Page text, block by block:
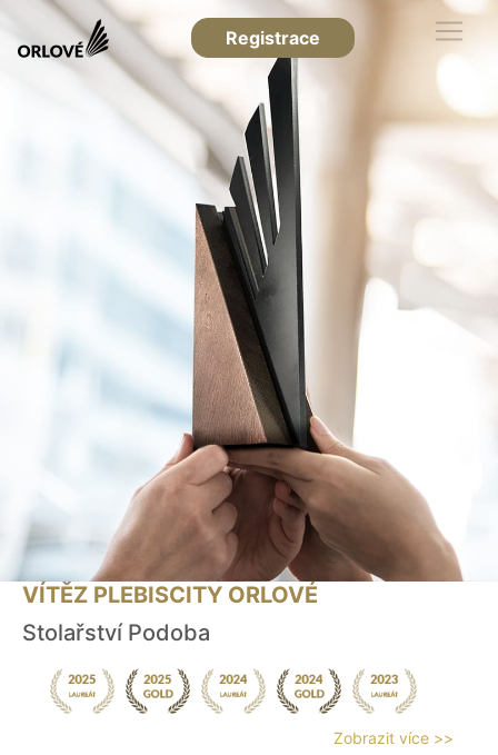
Registrace
VÍTĚZ PLEBISCITY ORLOVÉ
Stolařství Podoba
Zobrazit více >>